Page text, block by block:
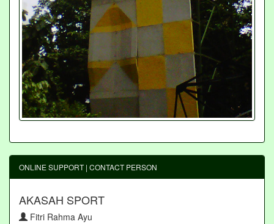
ONLINE SUPPORT | CONTACT PERSON
AKASAH SPORT
Fitri Rahma Ayu